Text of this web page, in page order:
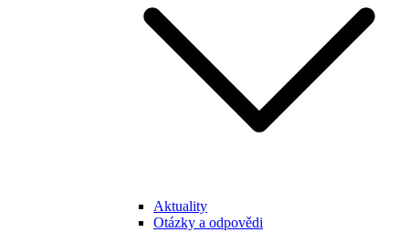
Aktuality
Otázky a odpovědi